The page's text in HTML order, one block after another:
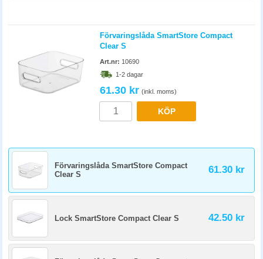
Förvaringslåda SmartStore Compact
Clear S
Art.nr: 10690
1-2 dagar
61.30 kr (inkl. moms)
KÖP
Förvaringslåda SmartStore Compact
Clear S
61.30 kr
Lock SmartStore Compact Clear S 42.50 kr